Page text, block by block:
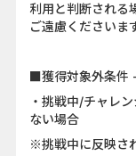
利用と判断される
ご遠慮くださいま
■獲得対象外条件
・挑戦中/チャレ
ない場合
※挑戦中に反映さ